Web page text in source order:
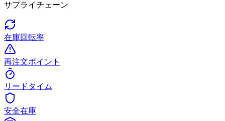
サプライチェーン
在庫回転率
再注文ポイント
リードタイム
安全在庫